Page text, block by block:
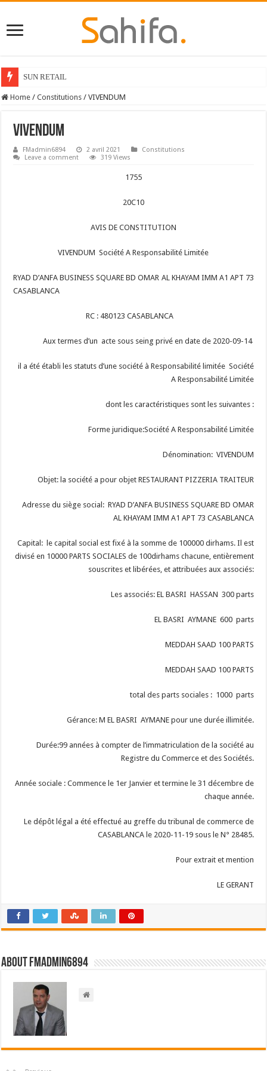
SUN RETAIL
Home / Constitutions / VIVENDUM
VIVENDUM
FMadmin6894 2 avril 2021
Constitutions
Leave a comment
319 Views
1755
20C10
AVIS DE CONSTITUTION
VIVENDUM Société A Responsabilité Limitée
RYAD D’ANFA BUSINESS SQUARE BD OMAR AL KHAYAM IMM A1 APT 73
CASABLANCA
RC : 480123 CASABLANCA
Aux termes d’un acte sous seing privé en date de 2020-09-14
il a été établi les statuts d’une société à Responsabilité limitée Société
A Responsabilité Limitée
dont les caractéristiques sont les suivantes :
Forme juridique:Société A Responsabilité Limitée
Dénomination: VIVENDUM
Objet: la société a pour objet RESTAURANT PIZZERIA TRAITEUR
Adresse du siège social: RYAD D’ANFA BUSINESS SQUARE BD OMAR
AL KHAYAM IMM A1 APT 73 CASABLANCA
Capital: le capital social est fixé à la somme de 100000 dirhams. Il est
divisé en 10000 PARTS SOCIALES de 100dirhams chacune, entièrement
souscrites et libérées, et attribuées aux associés:
Les associés: EL BASRI HASSAN 300 parts
EL BASRI AYMANE 600 parts
MEDDAH SAAD 100 PARTS
MEDDAH SAAD 100 PARTS
total des parts sociales : 1000 parts
Gérance: M EL BASRI AYMANE pour une durée illimitée.
Durée:99 années à compter de l’immatriculation de la société au
Registre du Commerce et des Sociétés.
Année sociale : Commence le 1er Janvier et termine le 31 décembre de
chaque année.
Le dépôt légal a été effectué au greffe du tribunal de commerce de
CASABLANCA le 2020-11-19 sous le N° 28485.
Pour extrait et mention
LE GERANT
About FMadmin6894